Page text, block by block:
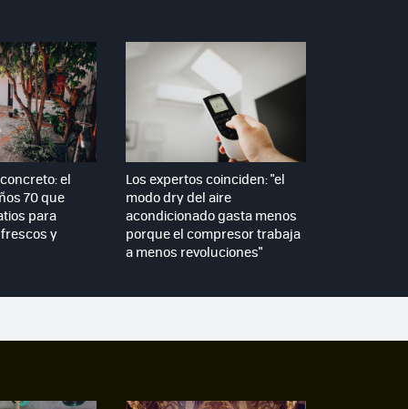
el
70 que
para
y
Los expertos coinciden: "el
modo dry del aire
acondicionado gasta menos
porque el compresor trabaja
a menos revoluciones"